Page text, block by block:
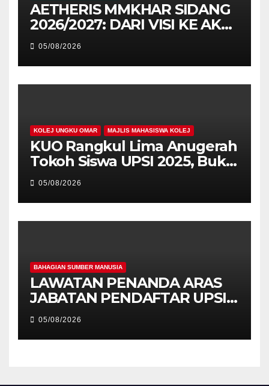
AETHERIS MMKHAR SIDANG
2026/2027: DARI VISI KE AKSI,
MEMBINA LEGASI GENERASI
PEMIMPIN
05/08/2026
KOLEJ UNGKU OMAR MAJLIS MAHASISWA KOLEJ
KUO Rangkul Lima Anugerah
Tokoh Siswa UPSI 2025, Bukti
Kecemerlangan Mahasiswa
Holistik
05/08/2026
BAHAGIAN SUMBER MANUSIA
LAWATAN PENANDA ARAS
JABATAN PENDAFTAR UPSI
KE JABATAN PENDAFTAR
UniSZA – PERKUKUH
KERJASAMA STRATEGIK
05/08/2026